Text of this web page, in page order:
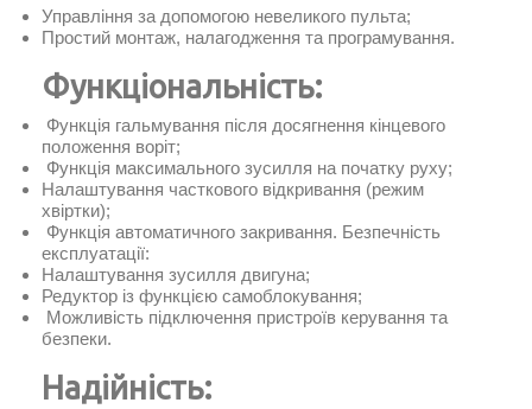
Управління за допомогою невеликого пульта;
Простий монтаж, налагодження та програмування.
Функціональність:
Функція гальмування після досягнення кінцевого
положення воріт;
Функція максимального зусилля на початку руху;
Налаштування часткового відкривання (режим
хвіртки);
Функція автоматичного закривання. Безпечність
експлуатації:
Налаштування зусилля двигуна;
Редуктор із функцією самоблокування;
Можливість підключення пристроїв керування та
безпеки.
Надійність: